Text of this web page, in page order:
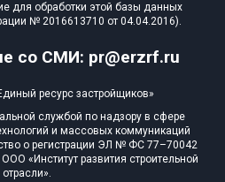
со СМИ: pr@erzrf.ru
для обработки этой базы данных
№ 2016613710 от 04.04.2016).
ресурс застройщиков»
службой по надзору в сфере
и массовых коммуникаций
о регистрации ЭЛ № ФС 77–70042
«Институт развития строительной
отрасли».